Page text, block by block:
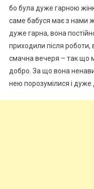
бо була дуже гарною
саме бабуся має з нами
дуже гарна, вона
приходили після роботи,
смачна вечеря – так що
добро. За що вона
нею порозумілися і